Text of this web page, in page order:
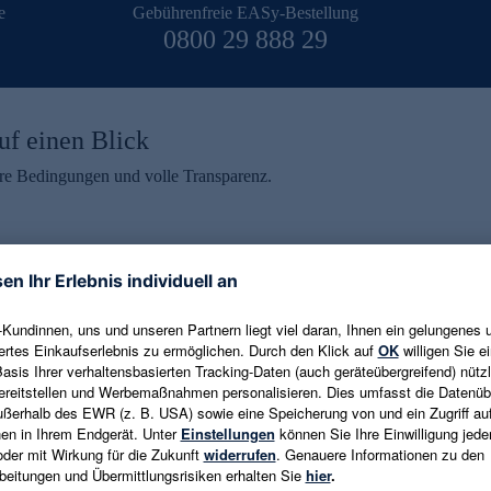
Gebührenfreie EASy-Bestellung
0800 29 888 29
einen Blick
Bedingungen und volle Transparenz.
und aktuelle Trends,
Als Dankeschön
Abmeldung ist jederzeit in
E-Mail-Adresse eingeben
Es gelten die Datenschutzrichtlinien